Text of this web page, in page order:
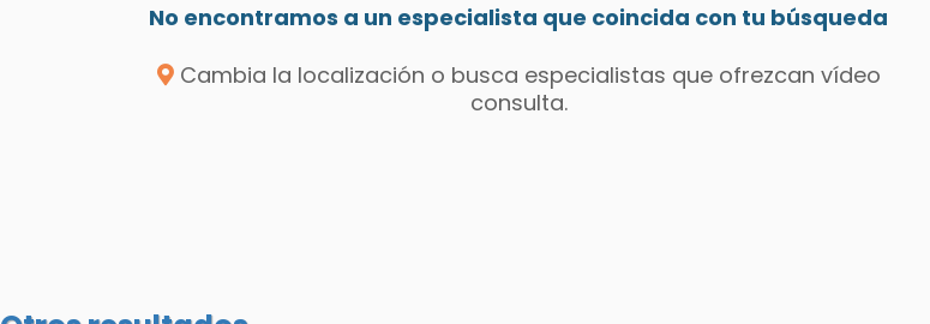
No encontramos a un especialista que coincida con tu búsqueda
Cambia la localización o busca especialistas que ofrezcan vídeo
consulta.